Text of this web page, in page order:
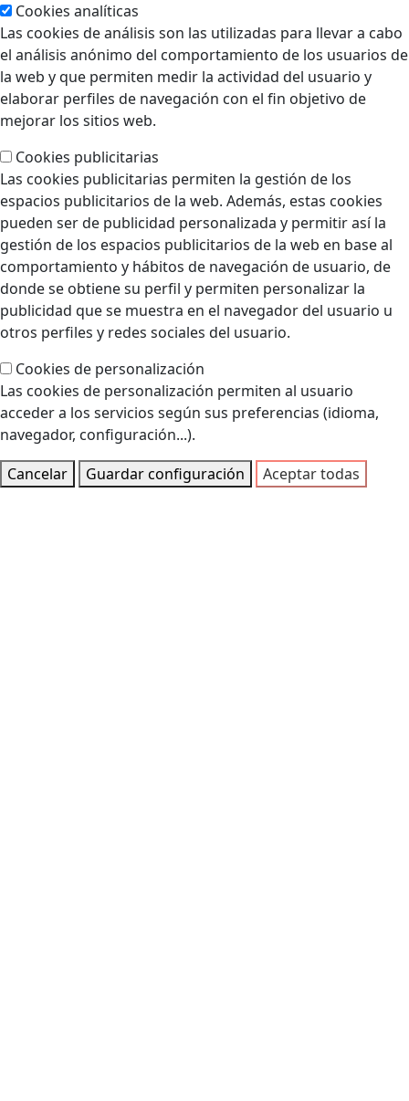
Cookies analíticas
Las cookies de análisis son las utilizadas para llevar a cabo
el análisis anónimo del comportamiento de los usuarios de
la web y que permiten medir la actividad del usuario y
elaborar perfiles de navegación con el fin objetivo de
mejorar los sitios web.
Cookies publicitarias
Las cookies publicitarias permiten la gestión de los
espacios publicitarios de la web. Además, estas cookies
pueden ser de publicidad personalizada y permitir así la
gestión de los espacios publicitarios de la web en base al
comportamiento y hábitos de navegación de usuario, de
donde se obtiene su perfil y permiten personalizar la
publicidad que se muestra en el navegador del usuario u
otros perfiles y redes sociales del usuario.
Cookies de personalización
Las cookies de personalización permiten al usuario
acceder a los servicios según sus preferencias (idioma,
navegador, configuración...).
Cancelar
Guardar configuración Aceptar todas